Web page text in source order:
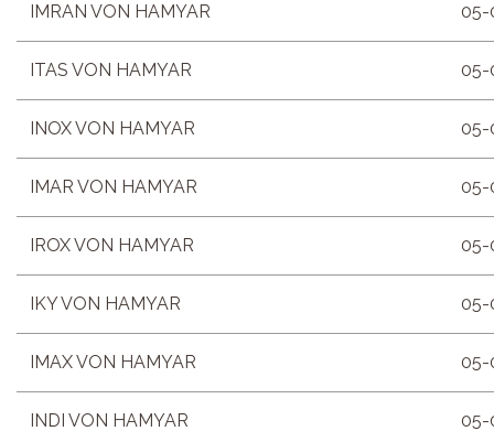
IMRAN VON HAMYAR 05-
ITAS VON HAMYAR 05-
INOX VON HAMYAR 05-
IMAR VON HAMYAR 05-
IROX VON HAMYAR 05-
IKY VON HAMYAR 05-
IMAX VON HAMYAR 05-
INDI VON HAMYAR 05-